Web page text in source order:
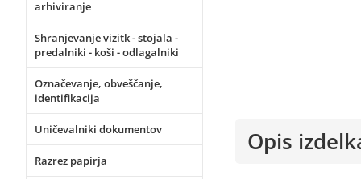
arhiviranje
Shranjevanje vizitk - stojala -
predalniki - koši - odlagalniki
Označevanje, obveščanje,
identifikacija
Uničevalniki dokumentov
Razrez papirja
Opis